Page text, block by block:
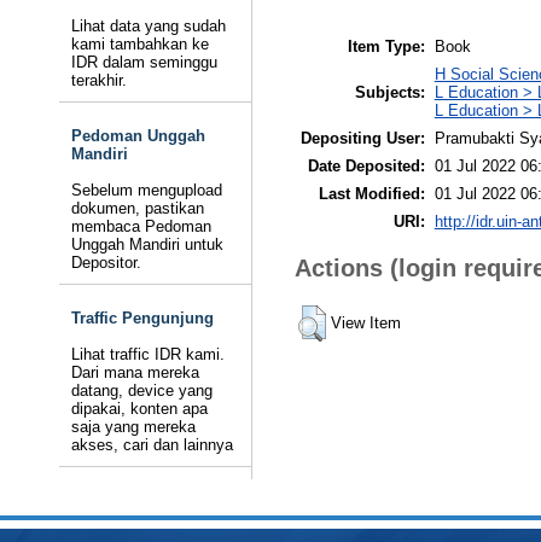
Lihat data yang sudah
kami tambahkan ke
IDR dalam seminggu
terakhir.
Pedoman Unggah
Mandiri
Sebelum mengupload
dokumen, pastikan
membaca Pedoman
Unggah Mandiri untuk
Depositor.
Traffic Pengunjung
Lihat traffic IDR kami.
Dari mana mereka
datang, device yang
dipakai, konten apa
saja yang mereka
akses, cari dan lainnya
Item Type: Book
Subjects:
H Social
L Education
L Education
Depositing User:
Pramubakti
Date Deposited: 01 Jul 2022
Last Modified: 01 Jul 2022
URI:
http://idr.uin-
Actions (login
View Item